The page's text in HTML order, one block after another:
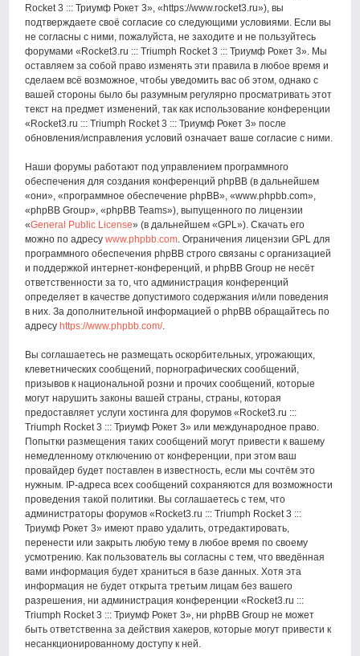
Rocket 3 ::: Триумф Рокет 3», «https://www.rocket3.ru»), вы
подтверждаете своё согласие со следующими условиями. Если вы
не согласны с ними, пожалуйста, не заходите и не пользуйтесь
форумами «Rocket3.ru ::: Triumph Rocket 3 ::: Триумф Рокет 3». Мы
оставляем за собой право изменять эти правила в любое время и
сделаем всё возможное, чтобы уведомить вас об этом, однако с
вашей стороны было бы разумным регулярно просматривать этот
текст на предмет изменений, так как использование конференции
«Rocket3.ru ::: Triumph Rocket 3 ::: Триумф Рокет 3» после
обновления/исправления условий означает ваше согласие с ними.
Наши форумы работают под управлением программного
обеспечения для создания конференций phpBB (в дальнейшем
«они», «программное обеспечение phpBB», «www.phpbb.com»,
«phpBB Group», «phpBB Teams»), выпущенного по лицензии
«General Public License» (в дальнейшем «GPL»). Скачать его
можно по адресуwww.phpbb.com. Ограничения лицензии GPL для
программного обеспечения phpBB строго связаны с организацией
и поддержкой интернет-конференций, и phpBB Group не несёт
ответственности за то, что администрация конференций
определяет в качестве допустимого содержания и/или поведения
в них. За дополнительной информацией о phpBB обращайтесь по
адресу https://www.phpbb.com/.
Вы соглашаетесь не размещать оскорбительных, угрожающих,
клеветнических сообщений, порнографических сообщений,
призывов к национальной розни и прочих сообщений, которые
могут нарушить законы вашей страны, страны, которая
предоставляет услуги хостинга для форумов «Rocket3.ru :::
Triumph Rocket 3 ::: Триумф Рокет 3» или международное право.
Попытки размещения таких сообщений могут привести к вашему
немедленному отключению от конференции, при этом ваш
провайдер будет поставлен в известность, если мы сочтём это
нужным. IP-адреса всех сообщений сохраняются для возможности
проведения такой политики. Вы соглашаетесь с тем, что
администраторы форумов «Rocket3.ru ::: Triumph Rocket 3 :::
Триумф Рокет 3» имеют право удалить, отредактировать,
перенести или закрыть любую тему в любое время по своему
усмотрению. Как пользователь вы согласны с тем, что введённая
вами информация будет храниться в базе данных. Хотя эта
информация не будет открыта третьим лицам без вашего
разрешения, ни администрация конференции «Rocket3.ru :::
Triumph Rocket 3 ::: Триумф Рокет 3», ни phpBB Group не может
быть ответственна за действия хакеров, которые могут привести к
несанкционированному доступу к ней.